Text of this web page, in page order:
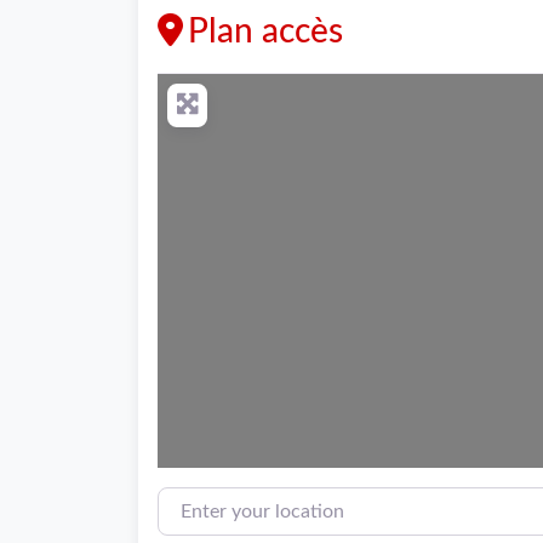
Plan accès
Enter your location